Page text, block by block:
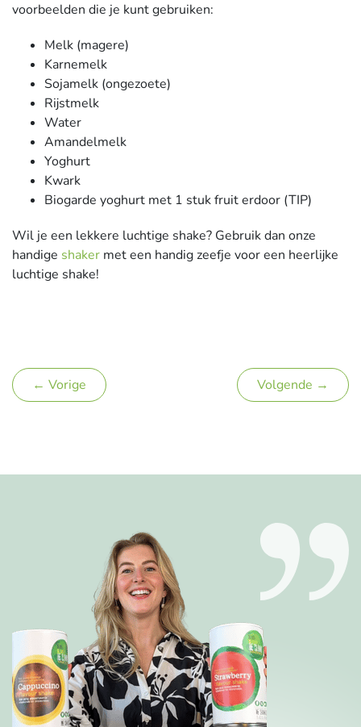
voorbeelden die je kunt gebruiken:
Melk (magere)
Karnemelk
Sojamelk (ongezoete)
Rijstmelk
Water
Amandelmelk
Yoghurt
Kwark
Biogarde yoghurt met 1 stuk fruit erdoor (TIP)
Wil je een lekkere luchtige shake? Gebruik dan onze
handige shaker met een handig zeefje voor een heerlijke
luchtige shake!
← Vorige Volgende →